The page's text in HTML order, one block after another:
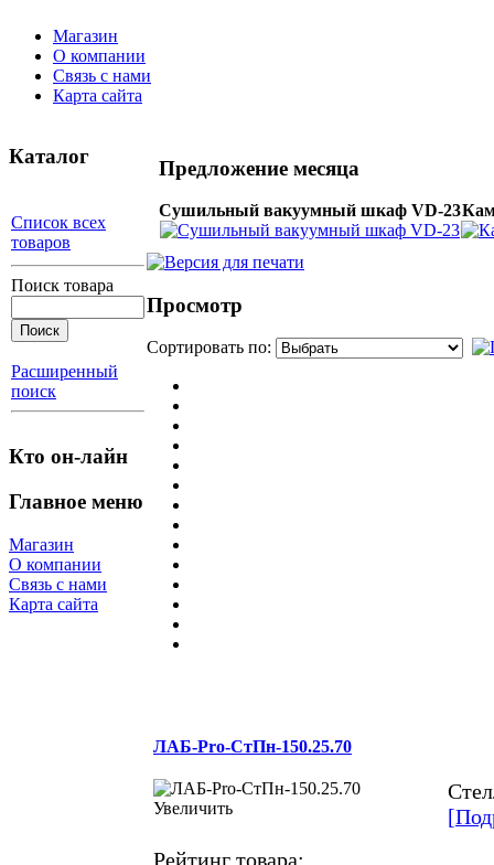
Магазин
О компании
Связь с нами
Карта сайта
Каталог
Список всех
товаров
Поиск товара
Расширенный
поиск
Кто он-лайн
Главное меню
Магазин
О компании
Связь с нами
Карта сайта
Предложение месяца
Сушильный вакуумный шкаф VD-23
Просмотр
Сортировать по:
ЛАБ-Pro-СтПн-150.25.70
Увеличить
Рейтинг товара: